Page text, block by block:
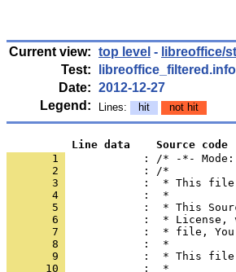
Current view: top level - libreoffice/
Test:
libreoffice_filtered.info
Date: 2012-12-27
Legend:
Lines: hit not hit
          Line data    Source code
       1
: /* -*-
       2
       3
       4
       5
       6
       7
       8
       9
      10